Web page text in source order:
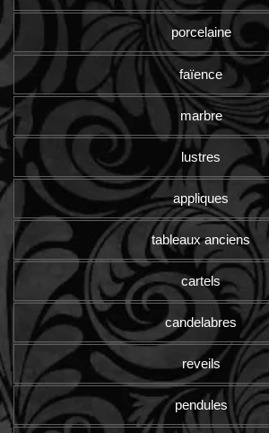
porcelaine
faïence
marbre
lustres
appliques
tableaux anciens
cartels
candelabres
reveils
pendules